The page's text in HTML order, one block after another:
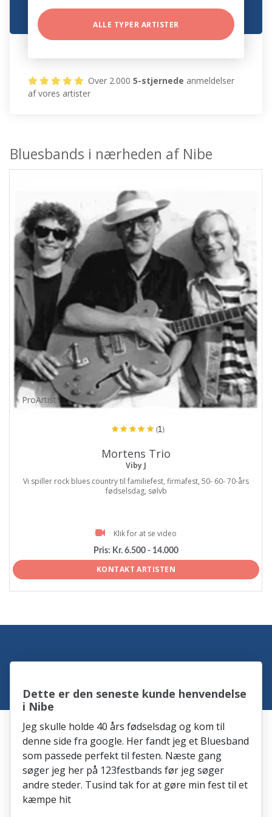
ALLE TYPER ARTISTER
Over 2.0005-stjernede anmeldelser
af vores artister
Bluesbands i nærheden af Nibe
ProArtist
(1)
Mortens Trio
Viby J
Vi spiller rock blues country til familiefest, firmafest, 50- 60- 70-års
fødselsdag, sølvb
Klik for at se video
Pris: Kr. 6.500 - 14.000
KONTAKT ARTISTEN
Dette er den seneste kunde henvendelse
i Nibe
Jeg skulle holde 40 års fødselsdag og kom til
denne side fra google. Her fandt jeg et Bluesband
som passede perfekt til festen. Næste gang
søger jeg her på 123festbands før jeg søger
andre steder. Tusind tak for at gøre min fest til et
kæmpe hit